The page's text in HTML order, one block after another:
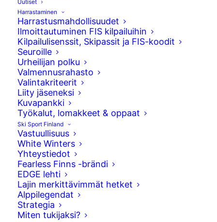
Uutiset
Harrastaminen
Harrastusmahdollisuudet
Ilmoittautuminen FIS kilpailuihin
Kilpailulisenssit, Skipassit ja FIS-koodit
Seuroille
Urheilijan polku
Valmennusrahasto
Valintakriteerit
Liity jäseneksi
Kuvapankki
Työkalut, lomakkeet & oppaat
Ski Sport Finland
Vastuullisuus
White Winters
Yhteystiedot
Fearless Finns -brändi
EDGE lehti
Lajin merkittävimmät hetket
Alppilegendat
Strategia
Miten tukijaksi?
kumpareissa
01.02.2025